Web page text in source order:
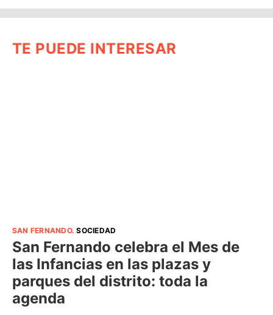
TE PUEDE INTERESAR
SAN FERNANDO.SOCIEDAD
San Fernando celebra el Mes de
las Infancias en las plazas y
parques del distrito: toda la
agenda